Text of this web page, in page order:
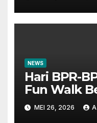
NEWS
Hari BPR-
Fun Walk
Masyarakat
Perbankan
MEI 26, 2026